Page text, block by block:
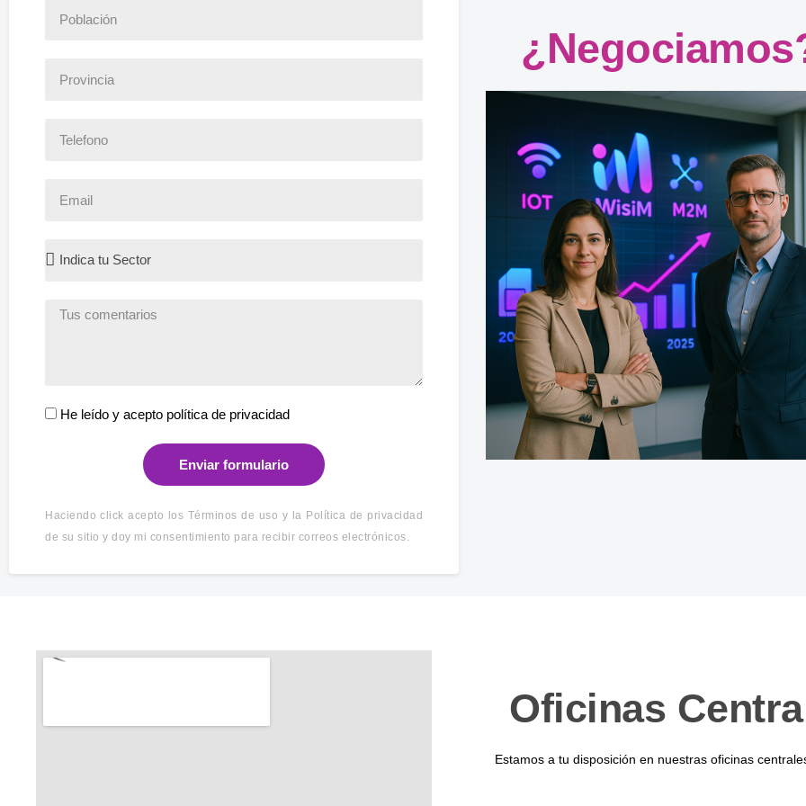
He leído y acepto política de privacidad
Enviar formulario
Haciendo click acepto los Términos de uso y la Política de privacidad
de su sitio y doy mi consentimiento para recibir correos electrónicos.
Oficinas
Estamos a tu disposición en nuestras oficinas